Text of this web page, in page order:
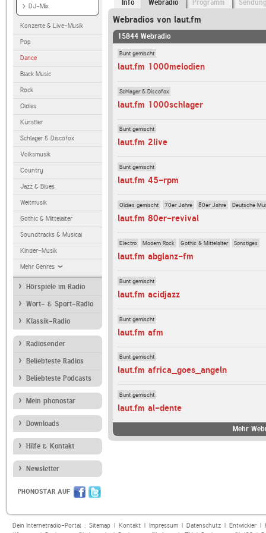
DJ-Mix
Konzerte & Live-Musik
Pop
Dance
Black Music
Rock
Oldies
Künstler
Schlager & Discofox
Volksmusik
Country
Jazz & Blues
Weltmusik
Gothic & Mittelalter
Soundtracks & Musical
Kinder-Musik
Mehr Genres
Hörspiele im Radio
Wort- & Sport-Radio
Klassik-Radio
Radiosender
Beliebteste Radios
Beliebteste Podcasts
Mein phonostar
Downloads
Hilfe & Kontakt
Newsletter
PHONOSTAR AUF
Info Webradio Programm
Webradios von laut.fm
15844 Webradio
Bunt gemischt
laut.fm 1000melodien
Schlager & Discofox
laut.fm 1000schlager
Bunt gemischt
laut.fm 2live
Bunt gemischt
laut.fm 45-rpm
Oldies gemischt 70er Jahre 80er Jahre Deutsche
laut.fm 80er-revival
Electro Modern Rock Gothic & Mittelalter Sonstiges
laut.fm abglanz-fm
Bunt gemischt
laut.fm acidjazz
Bunt gemischt
laut.fm afm
Bunt gemischt
laut.fm africa_goes_angeln
Bunt gemischt
laut.fm al-dente
Mehr
Dein Internetradio-Portal : Sitemap| Kontakt| Impressum| Datenschutz| Entwickler|